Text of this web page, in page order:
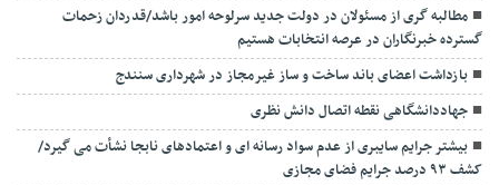
مطالبه گری از مسئولان در دولت جدید سرلوحه امور باشد/قدردان زحمات
گسترده خبرنگاران در عرصه انتخابات هستیم
بازداشت اعضای باند ساخت و ساز غیرمجاز در شهرداری سنندج
جهاددانشگاهی نقطه اتصال دانش نظری
بیشتر جرایم سایبری از عدم سواد رسانه ای و اعتمادهای نابجا نشأت می گیرد/
کشف ۹۳ درصد جرایم فضای مجازی